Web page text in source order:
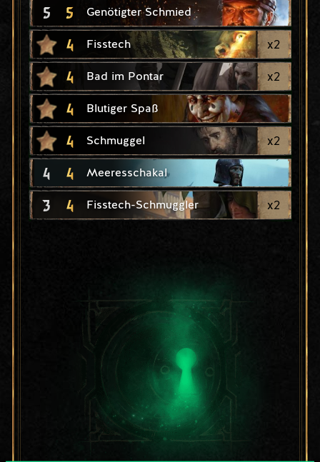
5 5 Genötigter Schmied
4 Fisstech x2
4 Bad im Pontar x2
4 Blutiger Spaß
4 Schmuggel x2
4 4 Meeresschakal
3 4 Fisstech-Schmuggler x2